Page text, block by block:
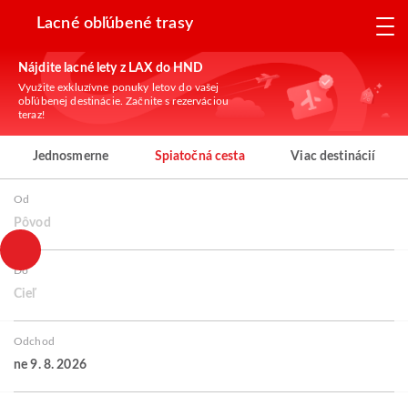
Lacné obľúbené trasy
Nájdite lacné lety z LAX do HND
Využite exkluzívne ponuky letov do vašej
obľúbenej destinácie. Začnite s rezerváciou
teraz!
Jednosmerne Spiatočná cesta Viac destinácií
Od
Pôvod
Do
Cieľ
Odchod
ne 9. 8. 2026